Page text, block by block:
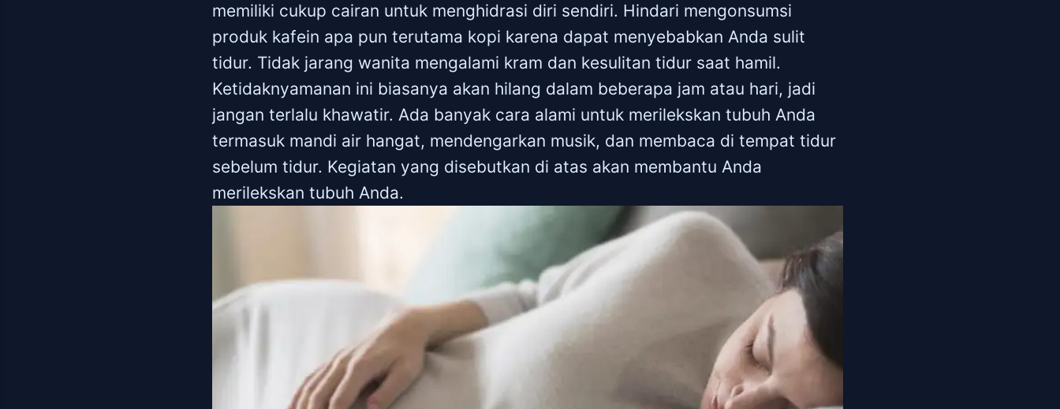
memiliki cukup cairan untuk menghidrasi diri sendiri. Hindari mengonsumsi
produk kafein apa pun terutama kopi karena dapat menyebabkan Anda sulit
tidur. Tidak jarang wanita mengalami kram dan kesulitan tidur saat hamil.
Ketidaknyamanan ini biasanya akan hilang dalam beberapa jam atau hari, jadi
jangan terlalu khawatir. Ada banyak cara alami untuk merilekskan tubuh Anda
termasuk mandi air hangat, mendengarkan musik, dan membaca di tempat tidur
sebelum tidur. Kegiatan yang disebutkan di atas akan membantu Anda
merilekskan tubuh Anda.